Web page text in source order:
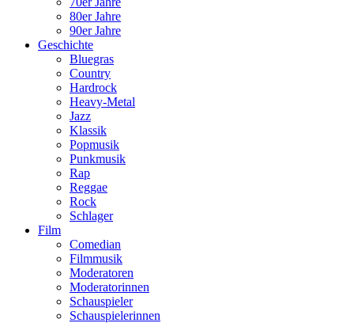
80er Jahre
90er Jahre
Geschichte
Bluegras
Country
Hardrock
Heavy-Metal
Jazz
Klassik
Popmusik
Punkmusik
Rap
Reggae
Rock
Schlager
Film
Comedian
Filmmusik
Moderatoren
Moderatorinnen
Schauspieler
Schauspielerinnen